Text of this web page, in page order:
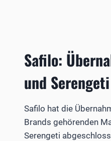
Safilo:
und
Safilo hat die
Brands gehörenden
Serengeti